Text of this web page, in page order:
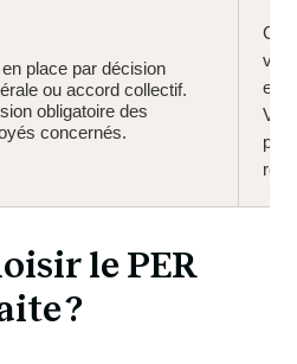
place par décision
ou accord collectif.
obligatoire des
concernés.
et/
le PER
?